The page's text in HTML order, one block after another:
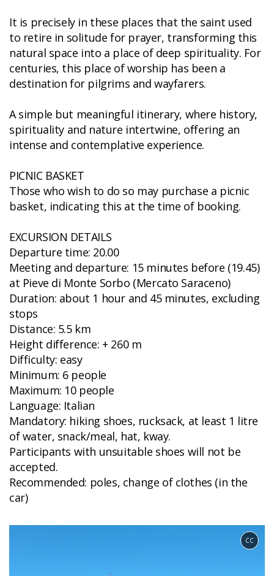
It is precisely in these places that the saint used
to retire in solitude for prayer, transforming this
natural space into a place of deep spirituality. For
centuries, this place of worship has been a
destination for pilgrims and wayfarers.
A simple but meaningful itinerary, where history,
spirituality and nature intertwine, offering an
intense and contemplative experience.
PICNIC BASKET
Those who wish to do so may purchase a picnic
basket, indicating this at the time of booking.
EXCURSION DETAILS
Departure time: 20.00
Meeting and departure: 15 minutes before (19.45)
at Pieve di Monte Sorbo (Mercato Saraceno)
Duration: about 1 hour and 45 minutes, excluding
stops
Distance: 5.5 km
Height difference: + 260 m
Difficulty: easy
Minimum: 6 people
Maximum: 10 people
Language: Italian
Mandatory: hiking shoes, rucksack, at least 1 litre
of water, snack/meal, hat, kway.
Participants with unsuitable shoes will not be
accepted.
Recommended: poles, change of clothes (in the
car)
CC